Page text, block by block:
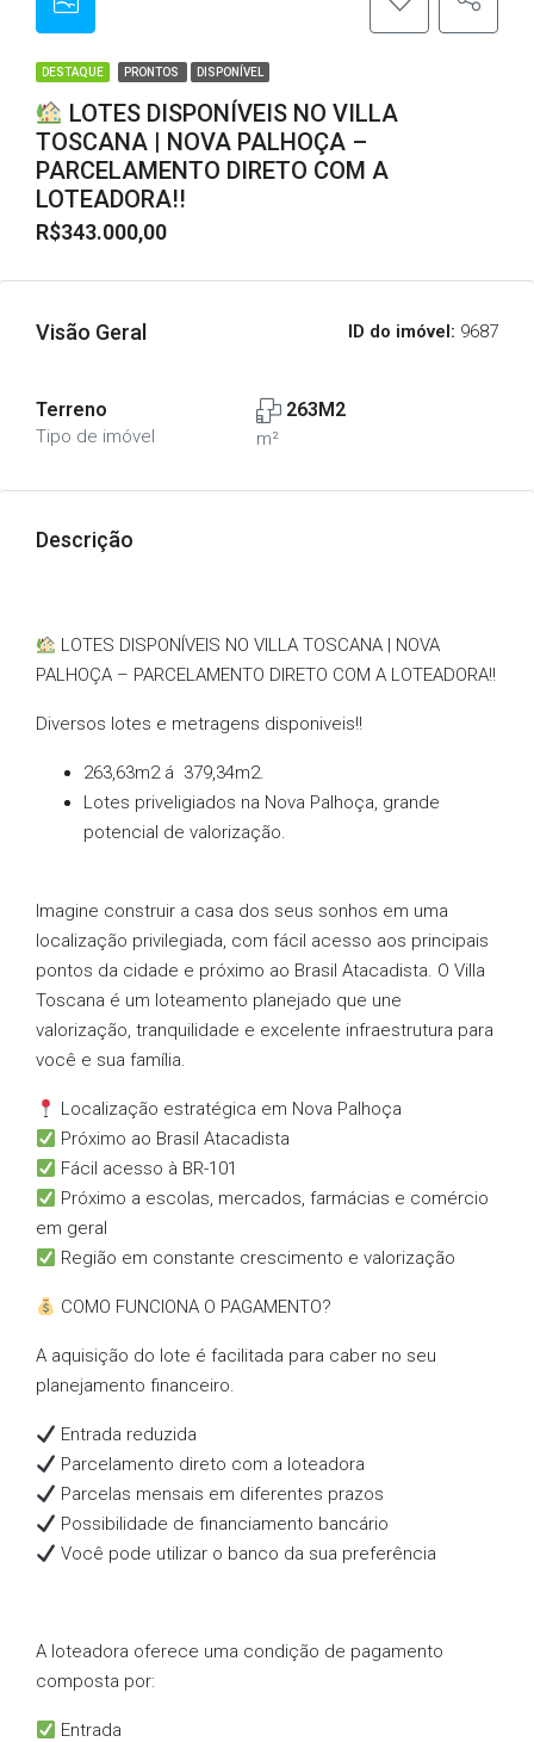
DESTAQUE PRONTOS DISPONÍVEL
LOTES DISPONÍVEIS NO VILLA
TOSCANA | NOVA PALHOÇA –
PARCELAMENTO DIRETO COM A
LOTEADORA!!
R$343.000,00
Visão Geral ID do imóvel: 9687
Terreno
Tipo de imóvel
263M2
m²
Descrição
LOTES DISPONÍVEIS NO VILLA TOSCANA | NOVA
PALHOÇA – PARCELAMENTO DIRETO COM A LOTEADORA!!
Diversos lotes e metragens disponiveis!!
263,63m2 á 379,34m2.
Lotes priveligiados na Nova Palhoça, grande
potencial de valorização.
Imagine construir a casa dos seus sonhos em uma
localização privilegiada, com fácil acesso aos principais
pontos da cidade e próximo ao Brasil Atacadista. O Villa
Toscana é um loteamento planejado que une
valorização, tranquilidade e excelente infraestrutura para
você e sua família.
Localização estratégica em Nova Palhoça
Próximo ao Brasil Atacadista
Fácil acesso à BR-101
Próximo a escolas, mercados, farmácias e comércio
em geral
Região em constante crescimento e valorização
COMO FUNCIONA O PAGAMENTO?
A aquisição do lote é facilitada para caber no seu
planejamento financeiro.
Entrada reduzida
Parcelamento direto com a loteadora
Parcelas mensais em diferentes prazos
Possibilidade de financiamento bancário
Você pode utilizar o banco da sua preferência
A loteadora oferece uma condição de pagamento
composta por:
Entrada